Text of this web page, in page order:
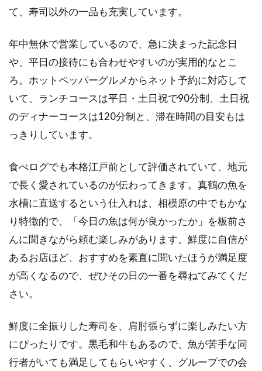
て、寿司以外の一品も充実しています。
年中無休で営業しているので、急に決まった記念日
や、平日の接待にも合わせやすいのが実用的なとこ
ろ。ホットペッパーグルメからネット予約に対応して
いて、ランチコースは平日・土日祝で90分制、土日祝
のディナーコースは120分制と、滞在時間の目安もは
っきりしています。
食べログでも本格江戸前として評価されていて、地元
で長く愛されているのが伝わってきます。真鶴の魚を
水槽に直送するという仕入れは、相模原の中でもかな
り特徴的で、「今日の魚は何が良かったか」を板前さ
んに聞きながら頼む楽しみがあります。鮮度に自信が
あるお店ほど、おすすめを素直に聞いたほうが満足度
が高くなるので、ぜひその日の一番を尋ねてみてくだ
さい。
鮮度に全振りした寿司を、肩肘張らずに楽しみたい方
にぴったりです。黒毛和牛もあるので、魚が苦手な同
行者がいても満足してもらいやすく、グループでの会